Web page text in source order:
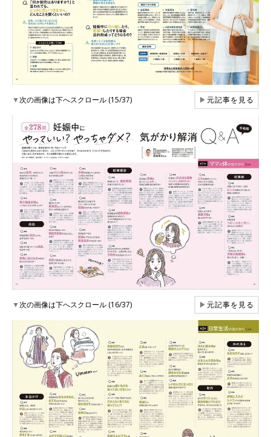
▼次の画像は下へスクロール (15/37) ▶元記事を見る
▼次の画像は下へスクロール (16/37) ▶元記事を見る